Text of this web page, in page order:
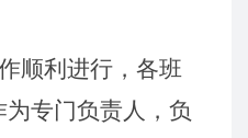
顺利进行，各班
专门负责人，负